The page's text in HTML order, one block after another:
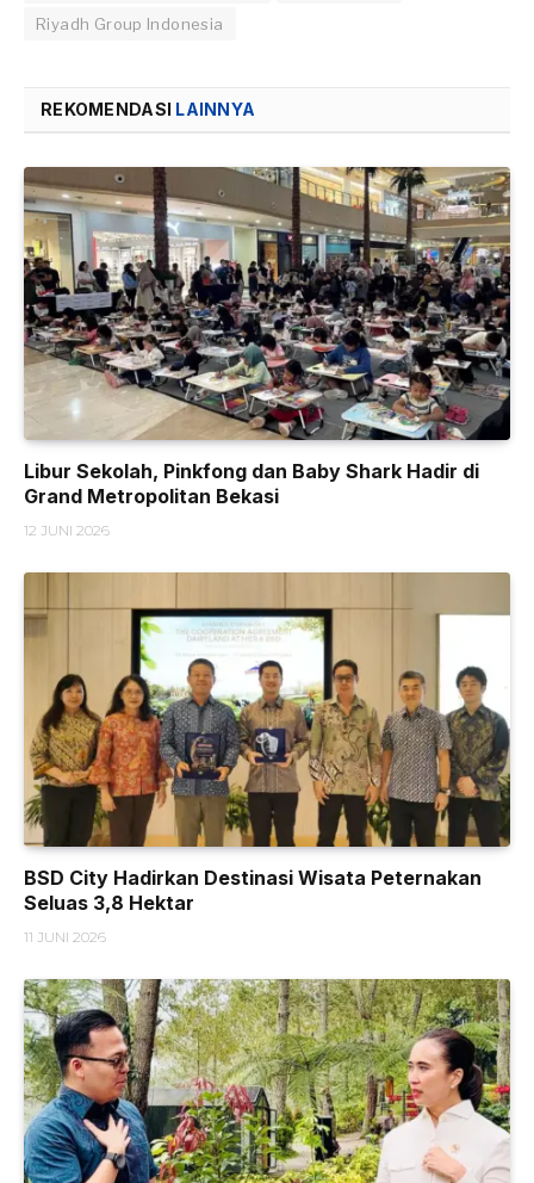
Riyadh Group Indonesia
REKOMENDASI LAINNYA
Libur Sekolah, Pinkfong dan Baby Shark Hadir di
Grand Metropolitan Bekasi
12 JUNI 2026
BSD City Hadirkan Destinasi Wisata Peternakan
Seluas 3,8 Hektar
11 JUNI 2026